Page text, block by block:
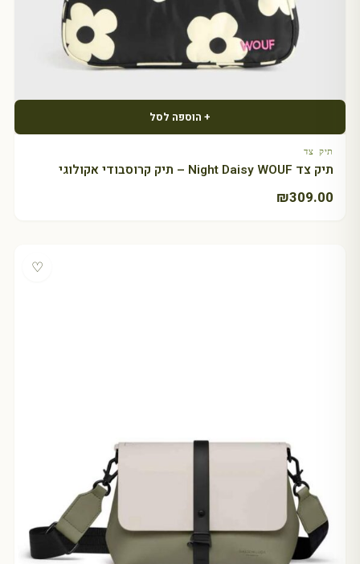
+ הוספה לסל
תיק צד
תיק צד Night Daisy WOUF – תיק קרוסבודי אקולוגי
₪309.00
♡